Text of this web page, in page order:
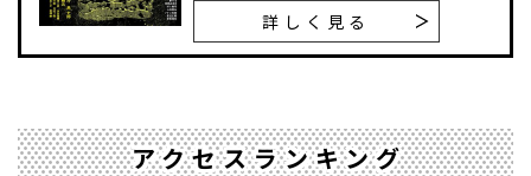
詳しく見る
アクセスランキング